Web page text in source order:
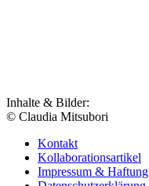
Inhalte & Bilder:
© Claudia Mitsubori
Kontakt
Kollaborationsartikel
Impressum & Haftung